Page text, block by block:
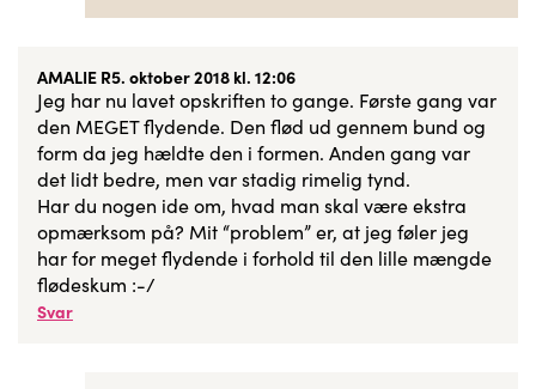
AMALIE R5. oktober 2018 kl. 12:06
Jeg har nu lavet opskriften to gange. Første gang var
den MEGET flydende. Den flød ud gennem bund og
form da jeg hældte den i formen. Anden gang var
det lidt bedre, men var stadig rimelig tynd.
Har du nogen ide om, hvad man skal være ekstra
opmærksom på? Mit “problem” er, at jeg føler jeg
har for meget flydende i forhold til den lille mængde
flødeskum :-/
Svar